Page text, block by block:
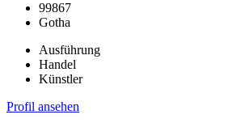
99867
Gotha
Ausführung
Handel
Künstler
Profil ansehen